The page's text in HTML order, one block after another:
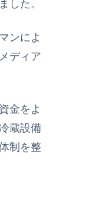
した。
ンによ
ディア
金をよ
蔵設備
制を整